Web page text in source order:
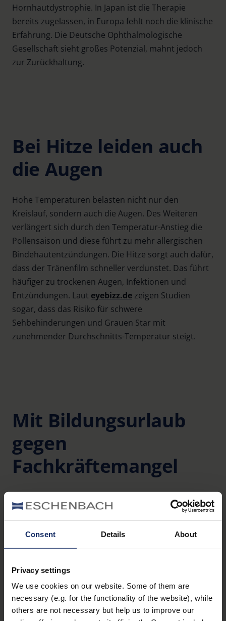
Consent Details About
Privacy settings
We use cookies on our website. Some of them are
necessary (e.g. for the functionality of the website), while
others are not necessary but help us to improve our
Hornhautdystrophie. In Japan ist die Therapie
bereits zugelassen, in Europa fehlt noch die klinische
Erfahrung. Die Deutsche Ophthalmologische
Gesellschaft sieht großes Potenzial, mahnt jedoch
zur Zurückhaltung.
Bei Hitze leiden auch
die Augen
Hohe Temperaturen belasten nicht nur den
Kreislauf, sondern auch die Augen. Des Weiteren
verlängert sich durch den Temperatur-Anstieg die
Pollensaison und diese führt zu mehr allergischen
Bindehautentzündungen. Die Hitze sorgt auch dafür,
dass der Tränenfilm schneller verdunstet. Das führt
häufiger zu trockenen Augen, Infektionen und
Entzündungen. Laut eyebizz.de zeigen Studien
sogar, dass das Risiko für schwere
Sehbehinderungen und Grauen Star mit
zunehmender Durchschnitts-Temperatur steigt.
Mit Bildungsurlaub
gegen
Fachkräftemangel
berichtet
erneut von sinkenden Ausbildungszahlen in der
Augenoptikbranche. Doch auch von vielen Chancen.
So zeigteyebizz.de
, wie z. B. der Bildungsurlaub eine
effektive Möglichkeit ist, dem Fachkräftemangel zu
begegnen. Wird er aktiv gefördert und
für Azubis und Fachkräfte. Eine gezielte Integration
ins Employer Branding kann so ein wirkungsvolles